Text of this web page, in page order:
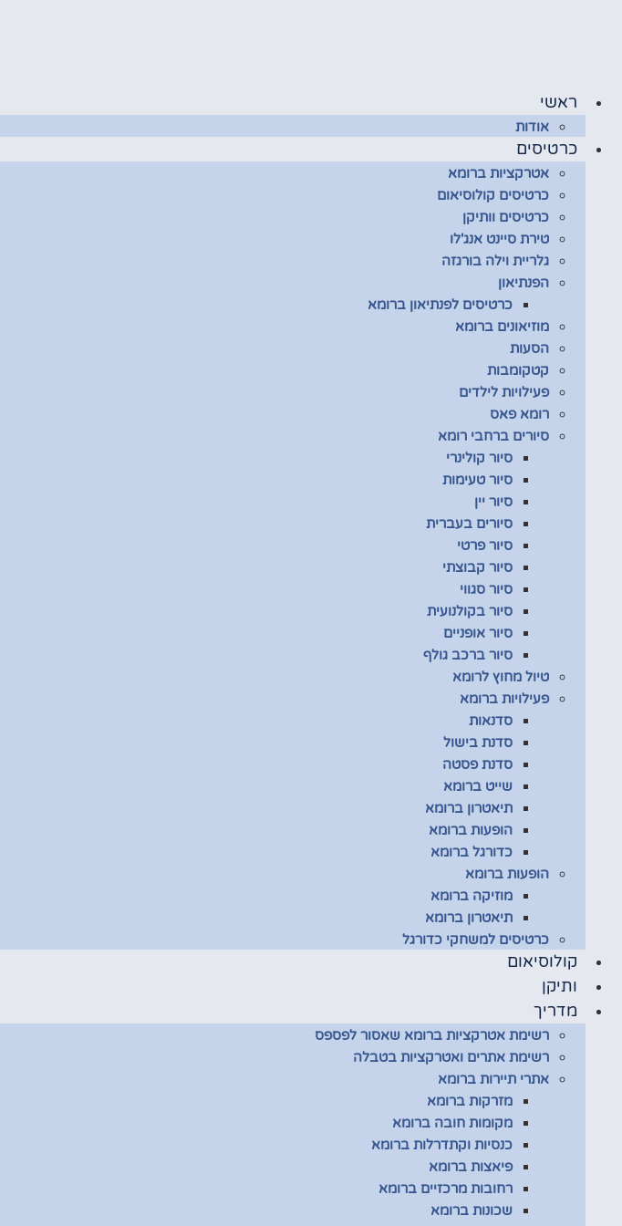
ראשי
אודות
כרטיסים
אטרקציות ברומא
כרטיסים קולוסיאום
כרטיסים וותיקן
טירת סיינט אנג'לו
גלריית וילה בורגזה
הפנתיאון
כרטיסים לפנתיאון ברומא
מוזיאונים ברומא
הסעות
קטקומבות
פעילויות לילדים
רומא פאס
סיורים ברחבי רומא
סיור קולינרי
סיור טעימות
סיור יין
סיורים בעברית
סיור פרטי
סיור קבוצתי
סיור סגווי
סיור בקולנועית
סיור אופניים
סיור ברכב גולף
טיול מחוץ לרומא
פעילויות ברומא
סדנאות
סדנת בישול
סדנת פסטה
שייט ברומא
תיאטרון ברומא
הופעות ברומא
כדורגל ברומא
הופעות ברומא
מוזיקה ברומא
תיאטרון ברומא
כרטיסים למשחקי כדורגל
קולוסיאום
ותיקן
מדריך
רשימת אטרקציות ברומא שאסור לפספס
רשימת אתרים ואטרקציות בטבלה
אתרי תיירות ברומא
מזרקות ברומא
מקומות חובה ברומא
כנסיות וקתדרלות ברומא
פיאצות ברומא
רחובות מרכזיים ברומא
שכונות ברומא